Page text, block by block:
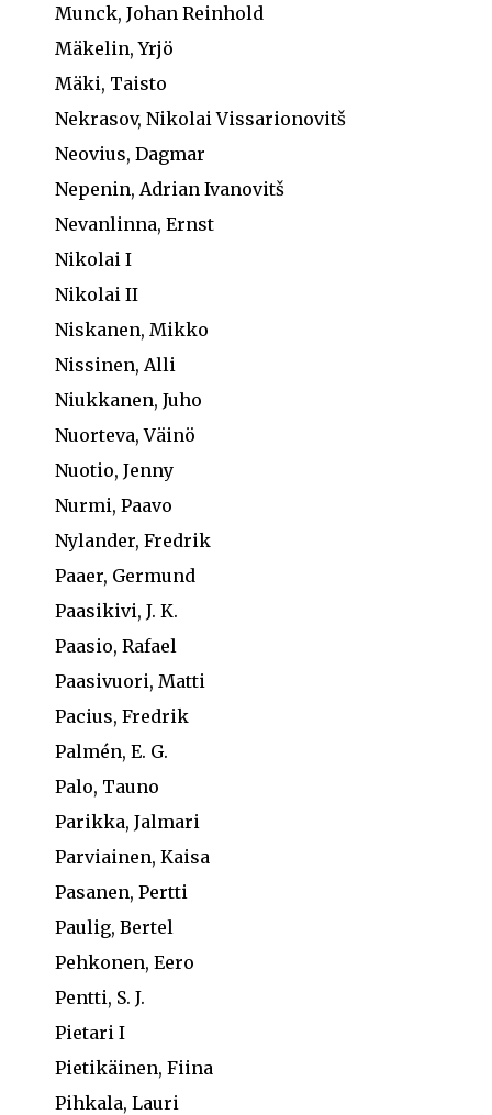
Munck, Johan Reinhold
Mäkelin, Yrjö
Mäki, Taisto
Nekrasov, Nikolai Vissarionovitš
Neovius, Dagmar
Nepenin, Adrian Ivanovitš
Nevanlinna, Ernst
Nikolai I
Nikolai II
Niskanen, Mikko
Nissinen, Alli
Niukkanen, Juho
Nuorteva, Väinö
Nuotio, Jenny
Nurmi, Paavo
Nylander, Fredrik
Paaer, Germund
Paasikivi, J. K.
Paasio, Rafael
Paasivuori, Matti
Pacius, Fredrik
Palmén, E. G.
Palo, Tauno
Parikka, Jalmari
Parviainen, Kaisa
Pasanen, Pertti
Paulig, Bertel
Pehkonen, Eero
Pentti, S. J.
Pietari I
Pietikäinen, Fiina
Pihkala, Lauri